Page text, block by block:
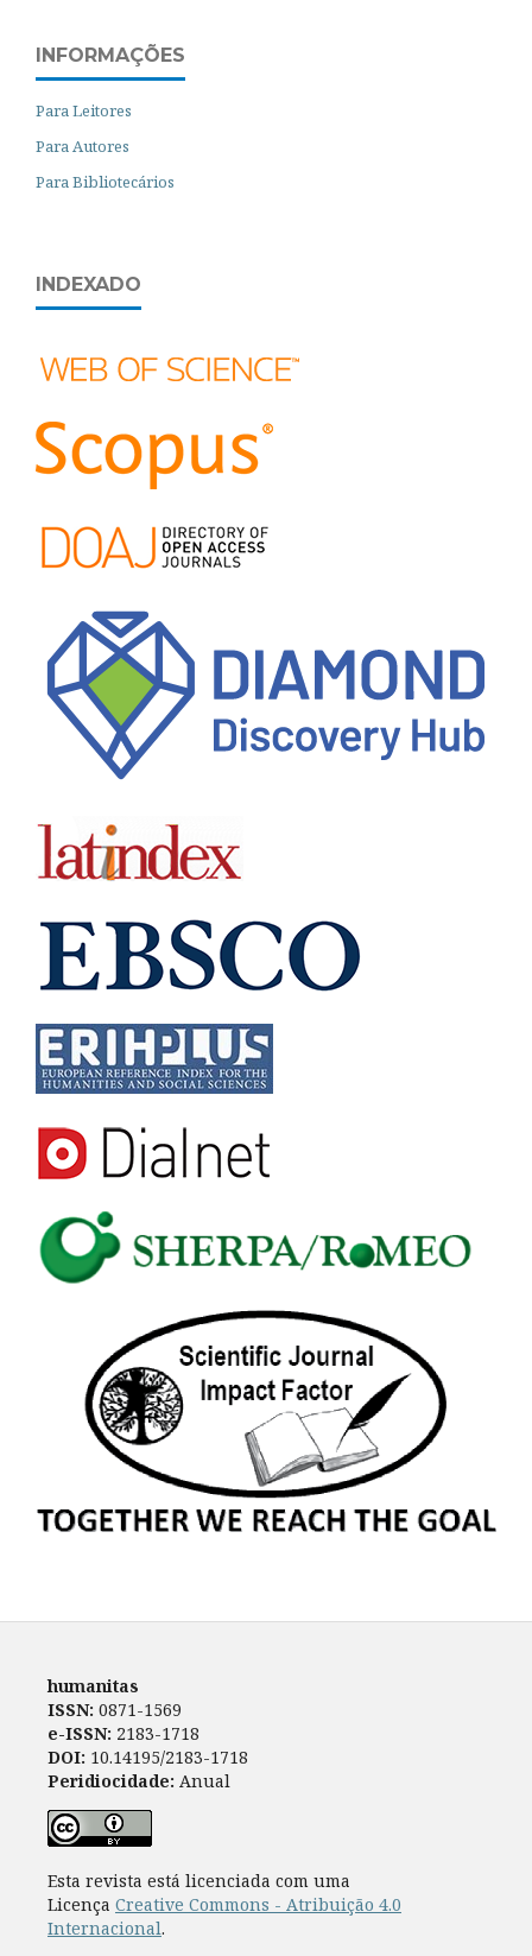
INFORMAÇÕES
Para Leitores
Para Autores
Para Bibliotecários
INDEXADO
humanitas
ISSN: 0871-1569
e-ISSN: 2183-1718
DOI: 10.14195/2183-1718
Peridiocidade: Anual
Esta revista está licenciada com uma
Licença Creative Commons - Atribuição 4.0
Internacional.